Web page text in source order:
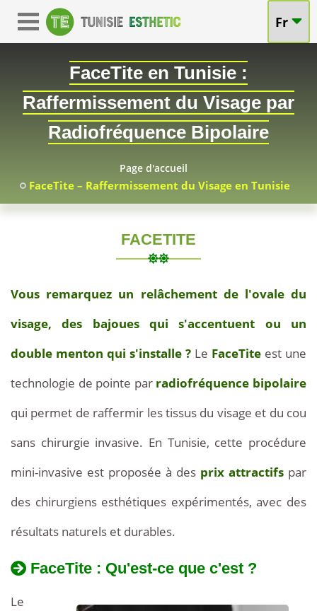
Fr
FaceTite en Tunisie :
Raffermissement du Visage par
Radiofréquence Bipolaire
Page d'accueil
FaceTite – Raffermissement du Visage en Tunisie
FACETITE
03
Vous remarquez un relâchement de l'ovale du
visage, des bajoues qui s'accentuent ou un
double menton qui s'installe ? Le FaceTite est une
technologie de pointe par radiofréquence bipolaire
qui permet de raffermir les tissus du visage et du cou
sans chirurgie invasive. En Tunisie, cette procédure
mini-invasive est proposée à des prix attractifs par
des chirurgiens esthétiques expérimentés, avec des
résultats naturels et durables.
FaceTite : Qu'est-ce que c'est ?
Le